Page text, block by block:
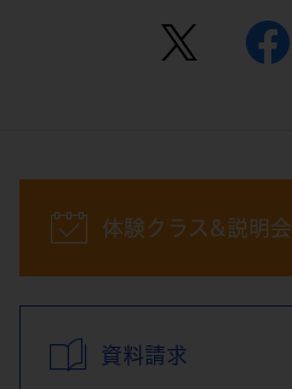
体験クラス&説明会
資料請求